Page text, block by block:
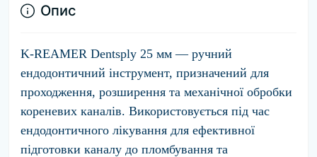
Опис
K-REAMER Dentsply 25 мм — ручний
ендодонтичний інструмент, призначений для
проходження, розширення та механічної обробки
кореневих каналів. Використовується під час
ендодонтичного лікування для ефективної
підготовки каналу до пломбування та